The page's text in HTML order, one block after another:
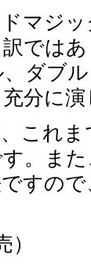
マジ
では
ダブ
分に
これま
。ま
すの
）